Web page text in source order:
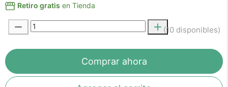
Retiro gratis en Tienda
(10 disponibles)
Comprar ahora
Recibí el producto que esperabas o